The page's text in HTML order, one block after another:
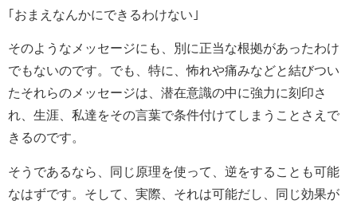
｢おまえなんかにできるわけない｣
そのようなメッセージにも、別に正当な根拠があったわけ
でもないのです。でも、特に、怖れや痛みなどと結びつい
たそれらのメッセージは、潜在意識の中に強力に刻印さ
れ、生涯、私達をその言葉で条件付けてしまうことさえで
きるのです。
そうであるなら、同じ原理を使って、逆をすることも可能
なはずです。そして、実際、それは可能だし、同じ効果が